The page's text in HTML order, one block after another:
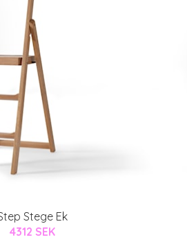
Stege Ek
4312 SEK